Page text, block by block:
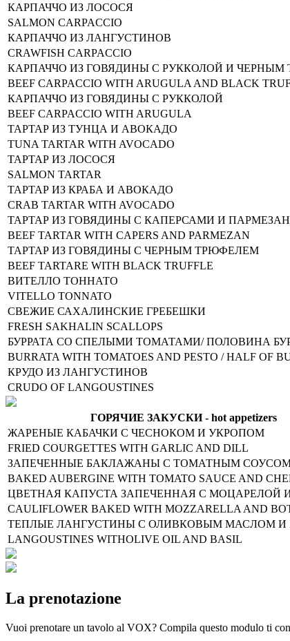
КАРПАЧЧО ИЗ ЛОСОСЯ
SALMON CARPACCIO
КАРПАЧЧО ИЗ ЛАНГУСТИНОВ
CRAWFISH CARPACCIO
КАРПАЧЧО ИЗ ГОВЯДИНЫ С РУККОЛОЙ И
BEEF CARPACCIO WITH ARUGULA AND BLACK
КАРПАЧЧО ИЗ ГОВЯДИНЫ С РУККОЛОЙ
BEEF CARPACCIO WITH ARUGULA
ТАРТАР ИЗ ТУНЦА И АВОКАДО
TUNA TARTAR WITH AVOCADO
ТАРТАР ИЗ ЛОСОСЯ
SALMON TARTAR
ТАРТАР ИЗ КРАБА И АВОКАДО
CRAB TARTAR WITH AVOCADO
ТАРТАР ИЗ ГОВЯДИНЫ С КАПЕРСАМИ И
BEEF TARTAR WITH CAPERS AND PARMEZAN
ТАРТАР ИЗ ГОВЯДИНЫ С ЧЕРНЫМ ТРЮФЕЛЕМ
BEEF TARTARE WITH BLACK TRUFFLE
ВИТЕЛЛО ТОННАТО
VITELLO TONNATO
СВЕЖИЕ САХАЛИНСКИЕ ГРЕБЕШКИ
FRESH SAKHALIN SCALLOPS
БУРРАТА СО СПЕЛЫМИ ТОМАТАМИ/ ПОЛОВИНА
BURRATA WITH TOMATOES AND PESTO / HALF OF
КРУДО ИЗ ЛАНГУСТИНОВ
CRUDO OF LANGOUSTINES
ГОРЯЧИЕ ЗАКУСКИ - hot appetizers
ЖАРЕНЫЕ КАБАЧКИ С ЧЕСНОКОМ И УКРОПОМ
FRIED COURGETTES WITH GARLIC AND DILL
ЗАПЕЧЕННЫЕ БАКЛАЖАНЫ С ТОМАТНЫМ
BAKED AUBERGINE WITH TOMATO SAUCE AND
ЦВЕТНАЯ КАПУСТА ЗАПЕЧЕННАЯ С МОЦАРЕЛОЙ
CAULIFLOWER BAKED WITH MOZZARELLA AND
ТЕПЛЫЕ ЛАНГУСТИНЫ С ОЛИВКОВЫМ МАСЛОМ И
LANGOUSTINES WITHOLIVE OIL AND BASIL
La prenotazione
Vuoi prenotare un tavolo al VOX? Compila questo modulo ti